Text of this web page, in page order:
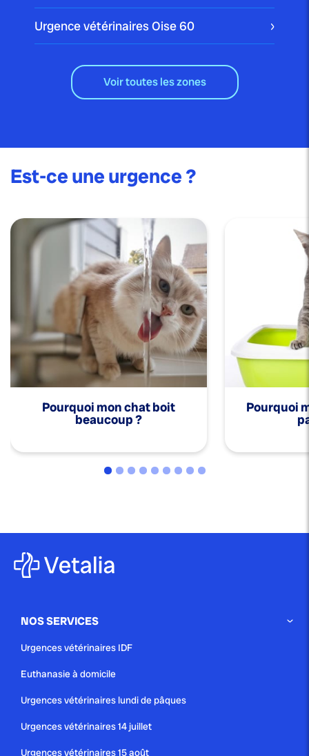
Urgence vétérinaires Oise60
Voir toutes les zones
Est-ce une urgence ?
Pourquoi mon chat boit
beaucoup ?
Pourquoi
NOS SERVICES
Urgences vétérinaires IDF
Euthanasie à domicile
Urgences vétérinaires lundi de pâques
Urgences vétérinaires 14 juillet
Urgences vétérinaires 15 août